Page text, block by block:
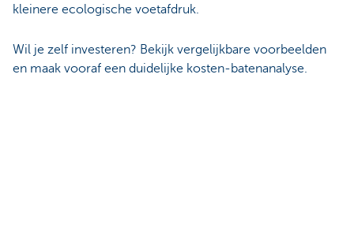
kleinere ecologische voetafdruk.
Wil je zelf investeren? Bekijk vergelijkbare voorbeelden
en maak vooraf een duidelijke kosten‑batenanalyse.